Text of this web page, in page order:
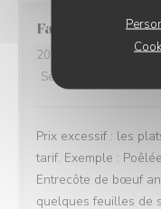
Fabien
2026-06-24
- 20:00 -
Service
Prix excessif : les
tarif. Exemple :
Entrecôte de bœuf
quelques feuilles de